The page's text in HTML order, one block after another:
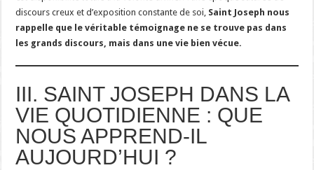
discours creux et d’exposition constante de soi, Saint Joseph nous
rappelle que le véritable témoignage ne se trouve pas dans
les grands discours, mais dans une vie bien vécue.
III. SAINT JOSEPH DANS LA
VIE QUOTIDIENNE : QUE
NOUS APPREND-IL
AUJOURD’HUI ?